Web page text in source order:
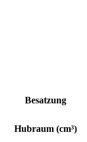
Besatzung
Hubraum (cm³)